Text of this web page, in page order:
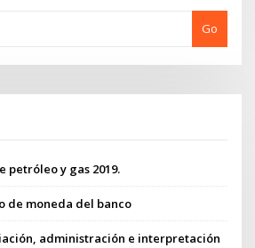
Go
petróleo y gas 2019.
de moneda del banco
administración e interpretación